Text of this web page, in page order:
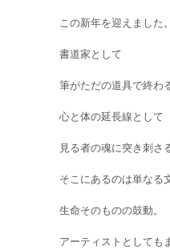
この新年を迎えました。
書道家として
筆がただの道具で終わ
心と体の延長線として
見る者の魂に突き刺さ
そこにあるのは単なる
生命そのものの鼓動。
アーティストとしても